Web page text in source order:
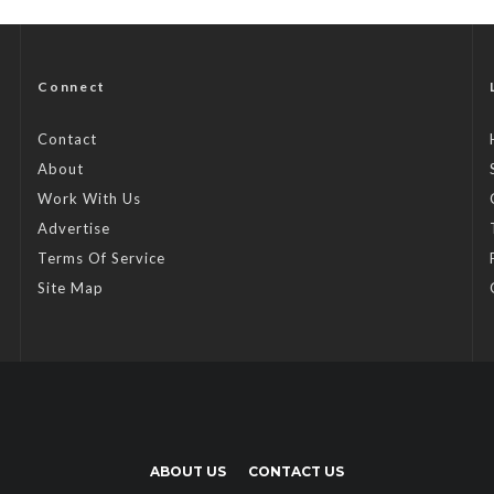
Connect
Contact
About
Work With Us
Advertise
Terms Of Service
Site Map
ABOUT US CONTACT US